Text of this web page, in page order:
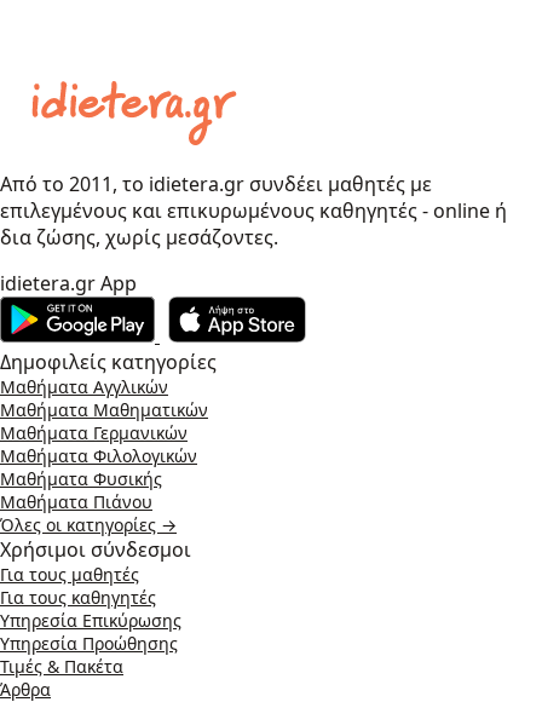
Από το 2011, το idietera.gr συνδέει μαθητές με
επιλεγμένους και επικυρωμένους καθηγητές - online ή
δια ζώσης, χωρίς μεσάζοντες.
idietera.gr App
Δημοφιλείς κατηγορίες
Μαθήματα Αγγλικών
Μαθήματα Μαθηματικών
Μαθήματα Γερμανικών
Μαθήματα Φιλολογικών
Μαθήματα Φυσικής
Μαθήματα Πιάνου
Όλες οι κατηγορίες →
Χρήσιμοι σύνδεσμοι
Για τους μαθητές
Για τους καθηγητές
Υπηρεσία Επικύρωσης
Υπηρεσία Προώθησης
Τιμές & Πακέτα
Άρθρα